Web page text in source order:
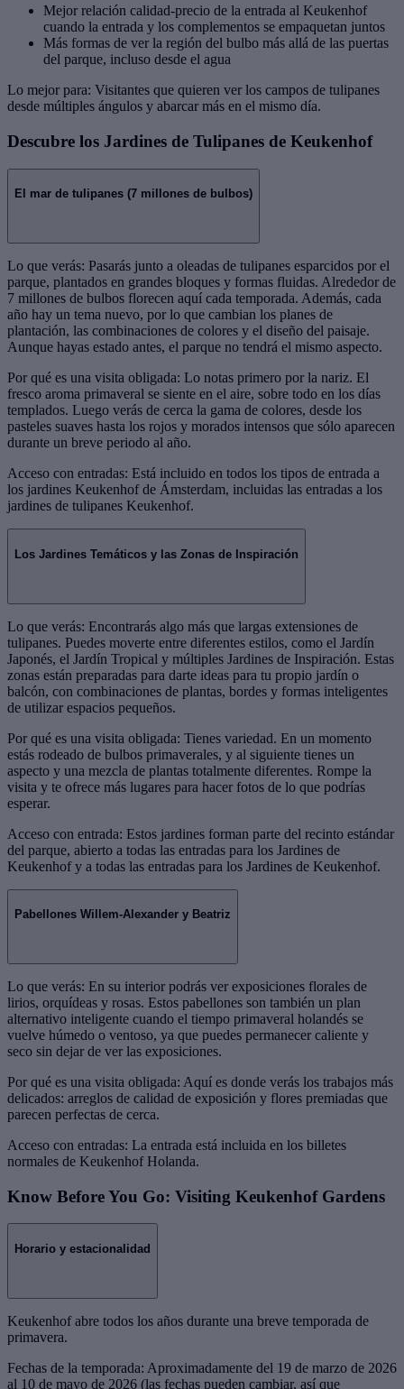
Mejor relación calidad-precio de la entrada al Keukenhof
cuando la entrada y los complementos se empaquetan juntos
Más formas de ver la región del bulbo más allá de las puertas
del parque, incluso desde el agua
Lo mejor para: Visitantes que quieren ver los campos de tulipanes
desde múltiples ángulos y abarcar más en el mismo día.
Descubre los Jardines de Tulipanes de Keukenhof
El mar de tulipanes (7 millones de bulbos)
Lo que verás: Pasarás junto a oleadas de tulipanes esparcidos por el
parque, plantados en grandes bloques y formas fluidas. Alrededor de
7 millones de bulbos florecen aquí cada temporada. Además, cada
año hay un tema nuevo, por lo que cambian los planes de
plantación, las combinaciones de colores y el diseño del paisaje.
Aunque hayas estado antes, el parque no tendrá el mismo aspecto.
Por qué es una visita obligada: Lo notas primero por la nariz. El
fresco aroma primaveral se siente en el aire, sobre todo en los días
templados. Luego verás de cerca la gama de colores, desde los
pasteles suaves hasta los rojos y morados intensos que sólo aparecen
durante un breve periodo al año.
Acceso con entradas: Está incluido en todos los tipos de entrada a
los jardines Keukenhof de Ámsterdam, incluidas las entradas a los
jardines de tulipanes Keukenhof.
Los Jardines Temáticos y las Zonas de Inspiración
Lo que verás: Encontrarás algo más que largas extensiones de
tulipanes. Puedes moverte entre diferentes estilos, como el Jardín
Japonés, el Jardín Tropical y múltiples Jardines de Inspiración. Estas
zonas están preparadas para darte ideas para tu propio jardín o
balcón, con combinaciones de plantas, bordes y formas inteligentes
de utilizar espacios pequeños.
Por qué es una visita obligada: Tienes variedad. En un momento
estás rodeado de bulbos primaverales, y al siguiente tienes un
aspecto y una mezcla de plantas totalmente diferentes. Rompe la
visita y te ofrece más lugares para hacer fotos de lo que podrías
esperar.
Acceso con entrada: Estos jardines forman parte del recinto estándar
del parque, abierto a todas las entradas para los Jardines de
Keukenhof y a todas las entradas para los Jardines de Keukenhof.
Pabellones Willem-Alexander y Beatriz
Lo que verás: En su interior podrás ver exposiciones florales de
lirios, orquídeas y rosas. Estos pabellones son también un plan
alternativo inteligente cuando el tiempo primaveral holandés se
vuelve húmedo o ventoso, ya que puedes permanecer caliente y
seco sin dejar de ver las exposiciones.
Por qué es una visita obligada: Aquí es donde verás los trabajos más
delicados: arreglos de calidad de exposición y flores premiadas que
parecen perfectas de cerca.
Acceso con entradas: La entrada está incluida en los billetes
normales de Keukenhof Holanda.
Know Before You Go: Visiting Keukenhof Gardens
Horario y estacionalidad
Keukenhof abre todos los años durante una breve temporada de
primavera.
Fechas de la temporada: Aproximadamente del 19 de marzo de 2026
al 10 de mayo de 2026 (las fechas pueden cambiar, así que